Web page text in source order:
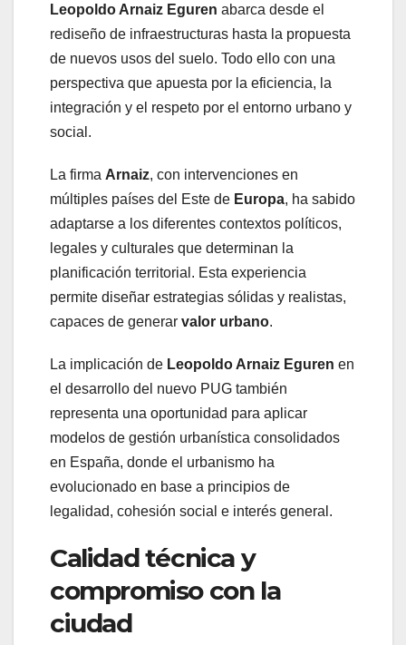
Leopoldo Arnaiz Eguren abarca desde el
rediseño de infraestructuras hasta la propuesta
de nuevos usos del suelo. Todo ello con una
perspectiva que apuesta por la eficiencia, la
integración y el respeto por el entorno urbano y
social.
La firma Arnaiz, con intervenciones en
múltiples países del Este de Europa, ha sabido
adaptarse a los diferentes contextos políticos,
legales y culturales que determinan la
planificación territorial. Esta experiencia
permite diseñar estrategias sólidas y realistas,
capaces de generar valor urbano.
La implicación de Leopoldo Arnaiz Eguren en
el desarrollo del nuevo PUG también
representa una oportunidad para aplicar
modelos de gestión urbanística consolidados
en España, donde el urbanismo ha
evolucionado en base a principios de
legalidad, cohesión social e interés general.
Calidad técnica y
compromiso con la
ciudad